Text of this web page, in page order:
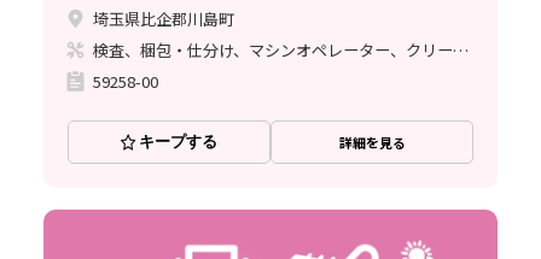
埼玉県比企郡川島町
検査、梱包・仕分け、マシンオペレーター、クリーンルーム、ライン作業、その他
59258-00
キープする 詳細を見る